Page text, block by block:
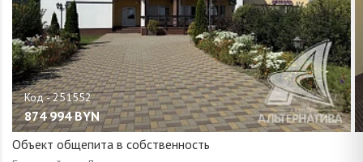
874 994 BYN
Объект общепита в собственность